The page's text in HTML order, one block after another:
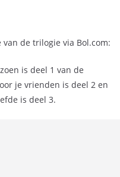
de trilogie via Bol.com:
is deel 1 van de
je vrienden is deel 2 en
is deel 3.